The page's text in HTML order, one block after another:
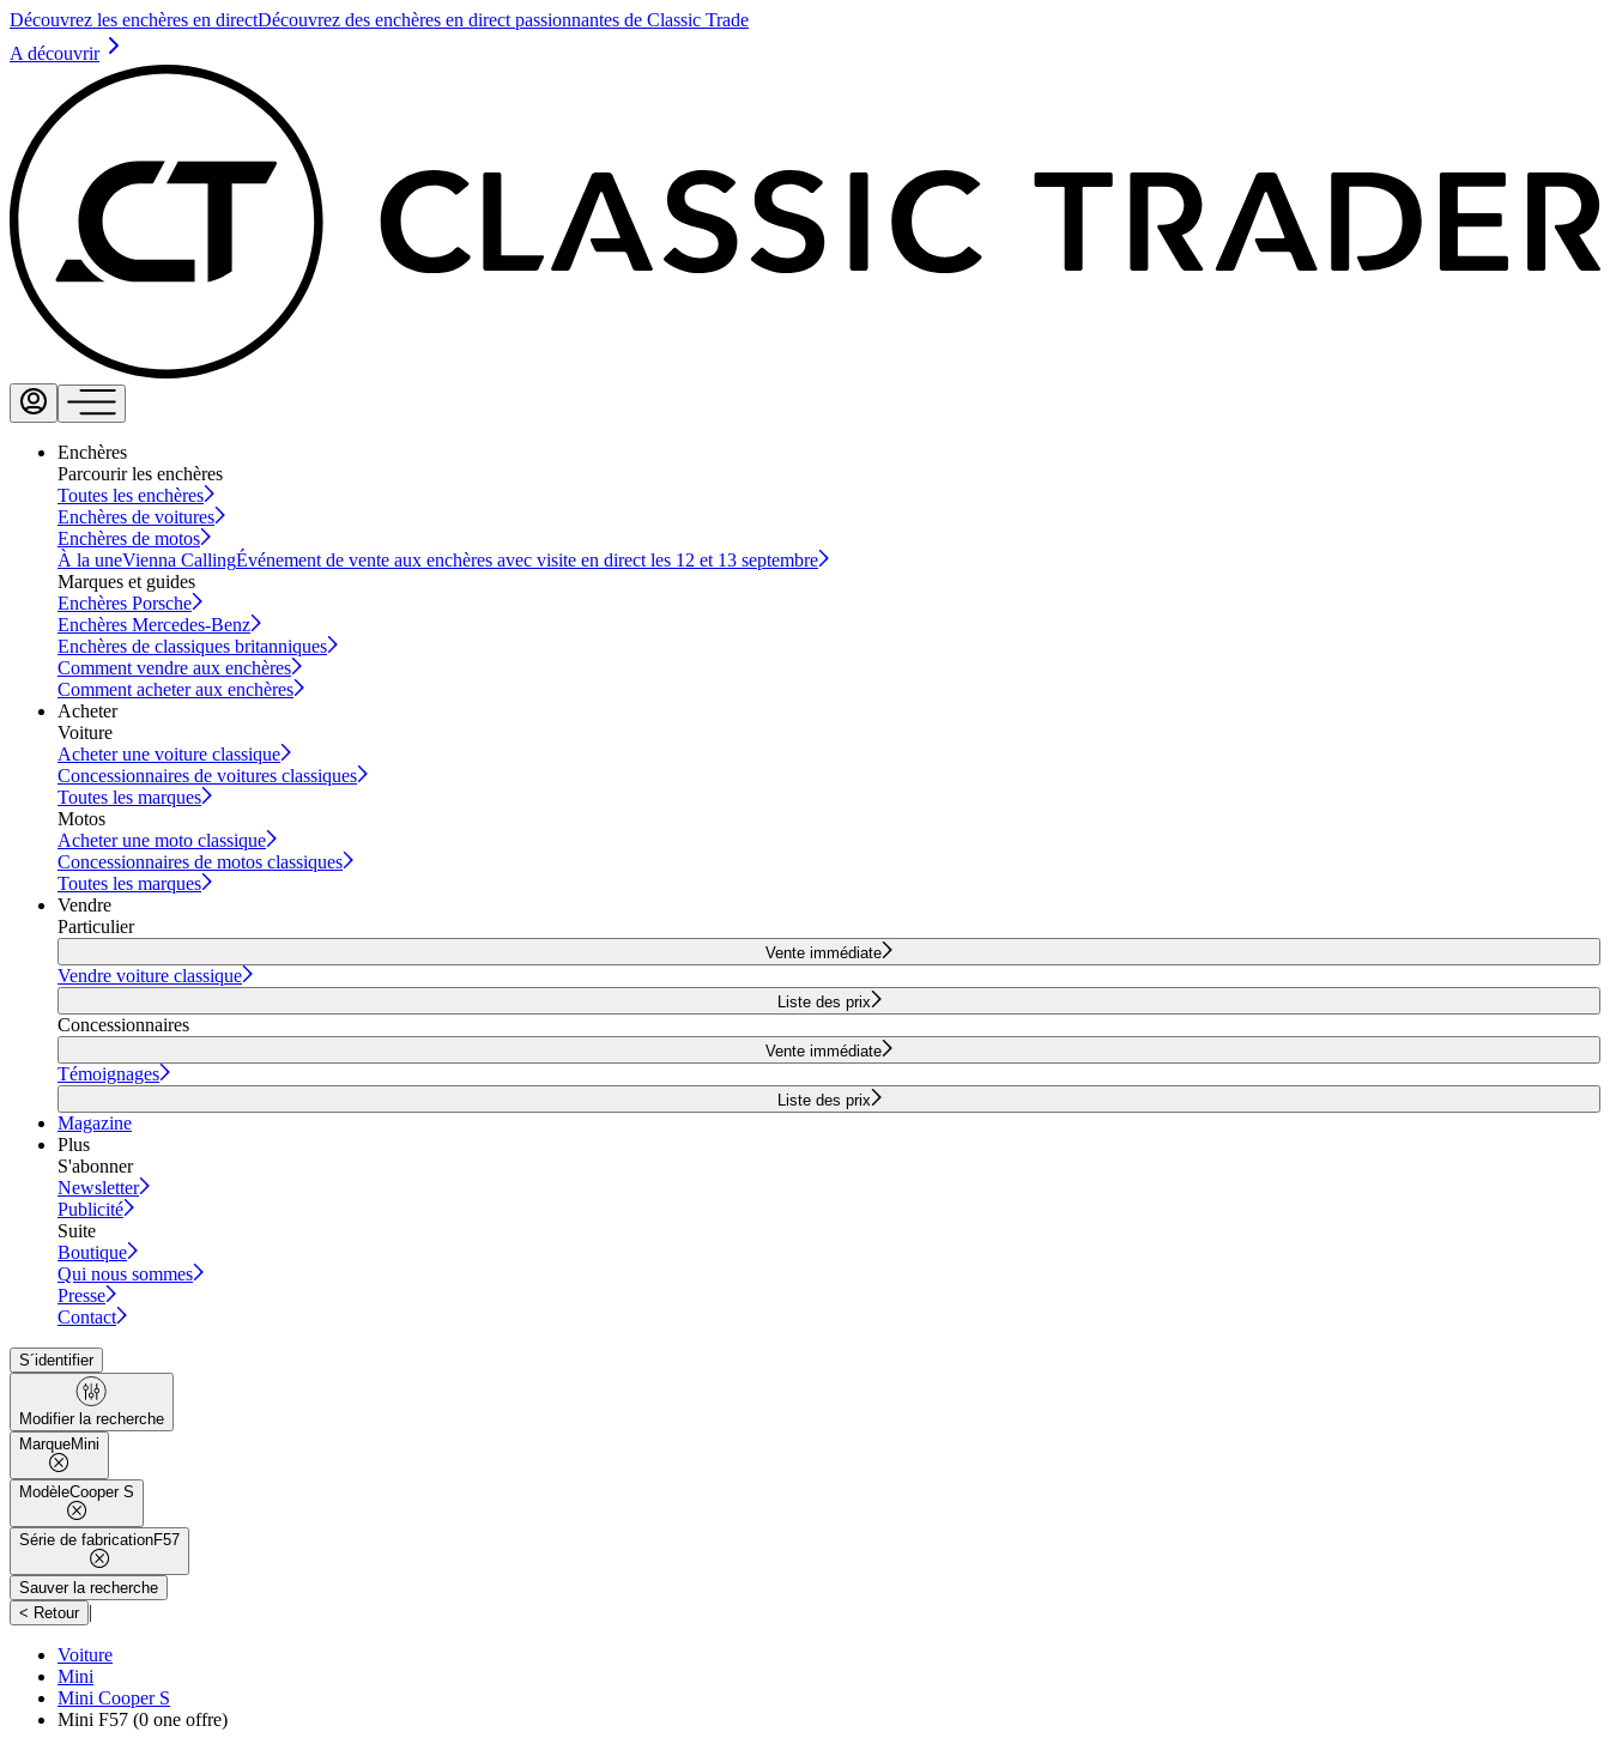
Découvrez les enchères en directDécouvrez des enchères en direct passionnantes de Classic Trade
A découvrir
Enchères
Parcourir les enchères
Toutes les enchères
Enchères de voitures
Enchères de motos
À la uneVienna CallingÉvénement de vente aux enchères avec visite en direct les 12 et 13 septembre
Marques et guides
Enchères Porsche
Enchères Mercedes-Benz
Enchères de classiques britanniques
Comment vendre aux enchères
Comment acheter aux enchères
Acheter
Voiture
Acheter une voiture classique
Concessionnaires de voitures classiques
Toutes les marques
Motos
Acheter une moto classique
Concessionnaires de motos classiques
Toutes les marques
Vendre
Particulier
Vente immédiate
Vendre voiture classique
Liste des prix
Concessionnaires
Vente immédiate
Témoignages
Liste des prix
Magazine
Plus
S'abonner
Newsletter
Publicité
Suite
Boutique
Qui nous sommes
Presse
Contact
S´identifier
Modifier la recherche
MarqueMini
ModèleCooper S
Série de fabricationF57
Sauver la recherche
< Retour |
Voiture
Mini
Mini Cooper S
Mini F57 (0 one offre)